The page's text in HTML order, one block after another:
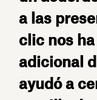
a las
clic nos
adicional
ayudó a